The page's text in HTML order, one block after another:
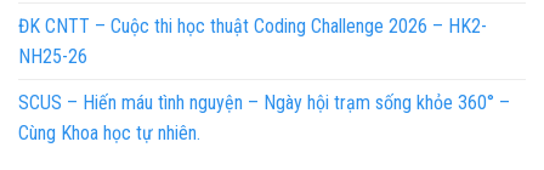
ĐK CNTT – Cuộc thi học thuật Coding Challenge 2026 – HK2-
NH25-26
SCUS – Hiến máu tình nguyện – Ngày hội trạm sống khỏe 360° –
Cùng Khoa học tự nhiên.